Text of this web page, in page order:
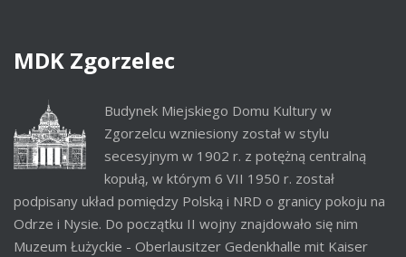
MDK Zgorzelec
Budynek Miejskiego Domu Kultury w
Zgorzelcu wzniesiony został w stylu
secesyjnym w 1902 r. z potężną centralną
kopułą, w którym 6 VII 1950 r. został
podpisany układ pomiędzy Polską i NRD o granicy pokoju na
Odrze i Nysie. Do początku II wojny znajdowało się nim
Muzeum Łużyckie - Oberlausitzer Gedenkhalle mit Kaiser